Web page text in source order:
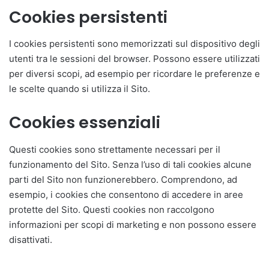
Cookies persistenti
I cookies persistenti sono memorizzati sul dispositivo degli
utenti tra le sessioni del browser. Possono essere utilizzati
per diversi scopi, ad esempio per ricordare le preferenze e
le scelte quando si utilizza il Sito.
Cookies essenziali
Questi cookies sono strettamente necessari per il
funzionamento del Sito. Senza l’uso di tali cookies alcune
parti del Sito non funzionerebbero. Comprendono, ad
esempio, i cookies che consentono di accedere in aree
protette del Sito. Questi cookies non raccolgono
informazioni per scopi di marketing e non possono essere
disattivati.